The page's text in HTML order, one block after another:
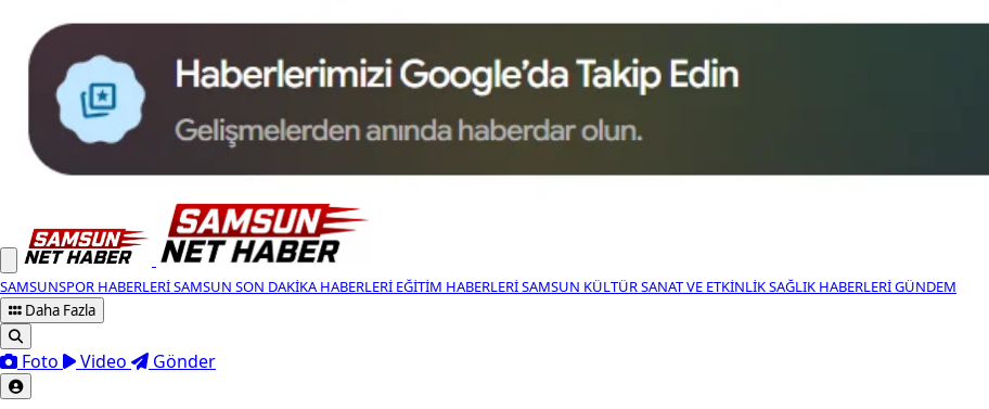
SAMSUNSPOR HABERLERISAMSUN SON DAKIKA HABERLERI EĞITIM HABERLERISAMSUN KÜLTÜR SANAT VE ETKINLIKSAĞLIK HABERLERIGÜNDEM
Daha Fazla
Foto Video Gönder